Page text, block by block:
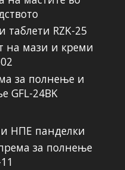
таблети RZK-25
на мази и креми
за полнење и
GFL-24BK
НПЕ панделки
за полнење